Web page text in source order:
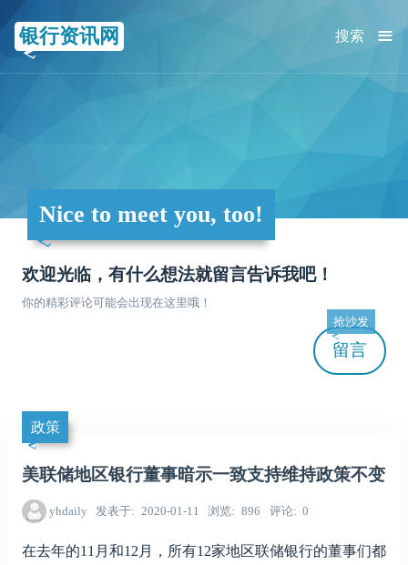
银行资讯网 ≡
搜索
Nice to meet you, too!
欢迎光临，有什么想法就留言告诉我吧！
你的精彩评论可能会出现在这里哦！
留言
抢沙发
政策
美联储地区银行董事暗示一致支持维持政策不变
yhdaily 发表于 2020-01-11 浏览 896 评论 0
在去年的11月和12月，所有12家地区联储银行的董事们都